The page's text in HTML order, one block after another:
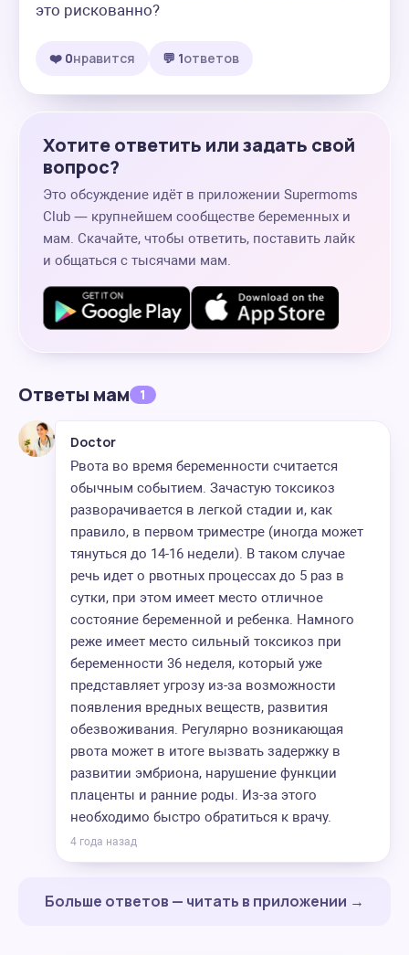
это рискованно?
❤️ 0нравится 💬 1ответов
Хотите ответить или задать свой
вопрос?
Это обсуждение идёт в приложении Supermoms
Club — крупнейшем сообществе беременных и
мам. Скачайте, чтобы ответить, поставить лайк
и общаться с тысячами мам.
Ответы мам 1
Doctor
Рвота во время беременности считается
обычным событием. Зачастую токсикоз
разворачивается в легкой стадии и, как
правило, в первом триместре (иногда может
тянуться до 14-16 недели). В таком случае
речь идет о рвотных процессах до 5 раз в
сутки, при этом имеет место отличное
состояние беременной и ребенка. Намного
реже имеет место сильный токсикоз при
беременности 36 неделя, который уже
представляет угрозу из-за возможности
появления вредных веществ, развития
обезвоживания. Регулярно возникающая
рвота может в итоге вызвать задержку в
развитии эмбриона, нарушение функции
плаценты и ранние роды. Из-за этого
необходимо быстро обратиться к врачу.
4 года назад
Больше ответов — читать в приложении →